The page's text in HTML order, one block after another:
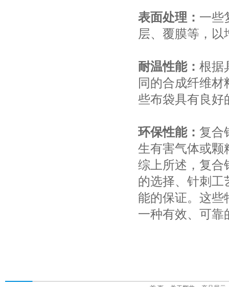
表面处理： 一些
层、覆膜等，
耐温性能： 根据
同的合成纤维
些布袋具有良好
环保性能： 复合
生有害气体或颗
综上所述，复合
的选择、针刺工
能的保证。这些
一种有效、可靠